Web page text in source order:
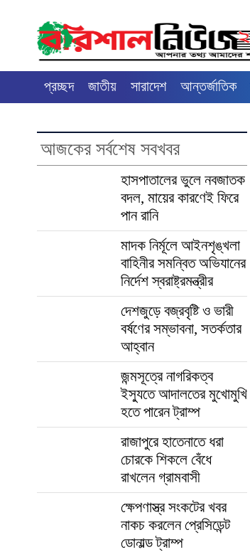
প্রচ্ছদ জাতীয় সারাদেশ আন্তর্জাতিক
আজকের সর্বশেষ সবখবর
হাসপাতালের ভুলে নবজাতক
বদল, মায়ের কারণেই ফিরে
পান রানি
মাদক নির্মূলে আইনশৃঙ্খলা
বাহিনীর সমন্বিত অভিযানের
নির্দেশ স্বরাষ্ট্রমন্ত্রীর
দেশজুড়ে বজ্রবৃষ্টি ও ভারী
বর্ষণের সম্ভাবনা, সতর্কতার
আহ্বান
জন্মসূত্রে নাগরিকত্ব
ইস্যুতে আদালতের মুখোমুখি
হতে পারেন ট্রাম্প
রাজাপুরে হাতেনাতে ধরা
চোরকে শিকলে বেঁধে
রাখলেন গ্রামবাসী
ক্ষেপণাস্ত্র সংকটের খবর
নাকচ করলেন প্রেসিডেন্ট
ডোনাল্ড ট্রাম্প